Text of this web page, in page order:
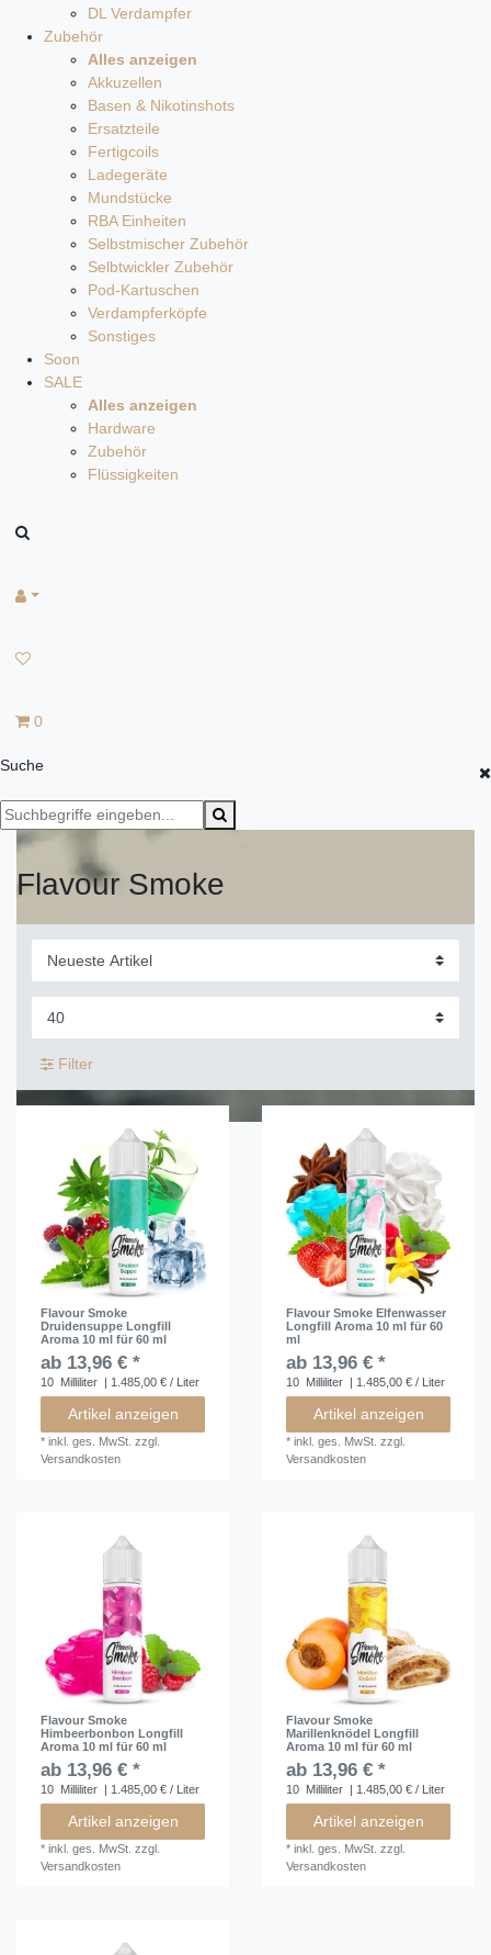
DL Verdampfer
Zubehör
Alles anzeigen
Akkuzellen
Basen & Nikotinshots
Ersatzteile
Fertigcoils
Ladegeräte
Mundstücke
RBA Einheiten
Selbstmischer Zubehör
Selbtwickler Zubehör
Pod-Kartuschen
Verdampferköpfe
Sonstiges
Soon
SALE
Alles anzeigen
Hardware
Zubehör
Flüssigkeiten
0
Suche
Flavour Smoke
Filter
Flavour Smoke
Druidensuppe Longfill
Aroma 10 ml für 60 ml
ab 13,96 € *
10 Milliliter | 1.485,00 € / Liter
Artikel anzeigen
*inkl. ges. MwSt. zzgl.
Versandkosten
Flavour Smoke Elfenwasser
Longfill Aroma 10 ml für 60
ml
ab 13,96 € *
10 Milliliter | 1.485,00 € / Liter
Artikel anzeigen
*inkl. ges. MwSt. zzgl.
Versandkosten
Flavour Smoke
Himbeerbonbon Longfill
Aroma 10 ml für 60 ml
ab 13,96 € *
10 Milliliter | 1.485,00 € / Liter
Artikel anzeigen
*inkl. ges. MwSt. zzgl.
Versandkosten
Flavour Smoke
Marillenknödel Longfill
Aroma 10 ml für 60 ml
ab 13,96 € *
10 Milliliter | 1.485,00 € / Liter
Artikel anzeigen
*inkl. ges. MwSt. zzgl.
Versandkosten